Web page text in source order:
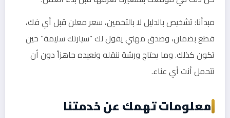
مبدأنا: تشخيص بالدليل لا بالتخمين، سعر معلن قبل أي فك،
قطع بضمان، وصدق مهني يقول لك “سيارتك سليمة” حين
تكون كذلك. وما يحتاج ورشة ننقله ونعيده جاهزاً دون أن
تتحمل أنت أي عناء.
معلومات تهمك عن خدمتنا